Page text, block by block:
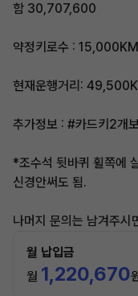
함 30,707,600
약정키로수 : 15,000KM
현재운행거리:
추가정보 : #카드키2개
*조수석 뒷바퀴 휠쪽에
신경안써도 됨.
나머지 문의는 남겨주시
월 납입금
월 1,220,670